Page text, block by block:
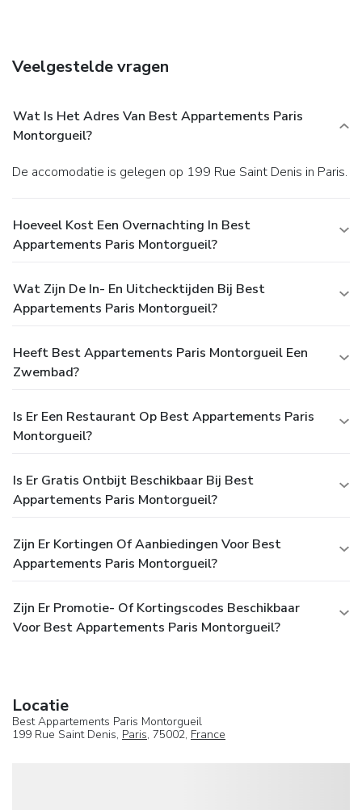
Veelgestelde vragen
Wat Is Het Adres Van Best Appartements Paris
Montorgueil?
De accomodatie is gelegen op 199 Rue Saint Denis in Paris.
Hoeveel Kost Een Overnachting In Best
Appartements Paris Montorgueil?
Wat Zijn De In- En Uitchecktijden Bij Best
Appartements Paris Montorgueil?
Heeft Best Appartements Paris Montorgueil Een
Zwembad?
Is Er Een Restaurant Op Best Appartements Paris
Montorgueil?
Is Er Gratis Ontbijt Beschikbaar Bij Best
Appartements Paris Montorgueil?
Zijn Er Kortingen Of Aanbiedingen Voor Best
Appartements Paris Montorgueil?
Zijn Er Promotie- Of Kortingscodes Beschikbaar
Voor Best Appartements Paris Montorgueil?
Locatie
Best Appartements Paris Montorgueil
199 Rue Saint Denis, Paris, 75002, France